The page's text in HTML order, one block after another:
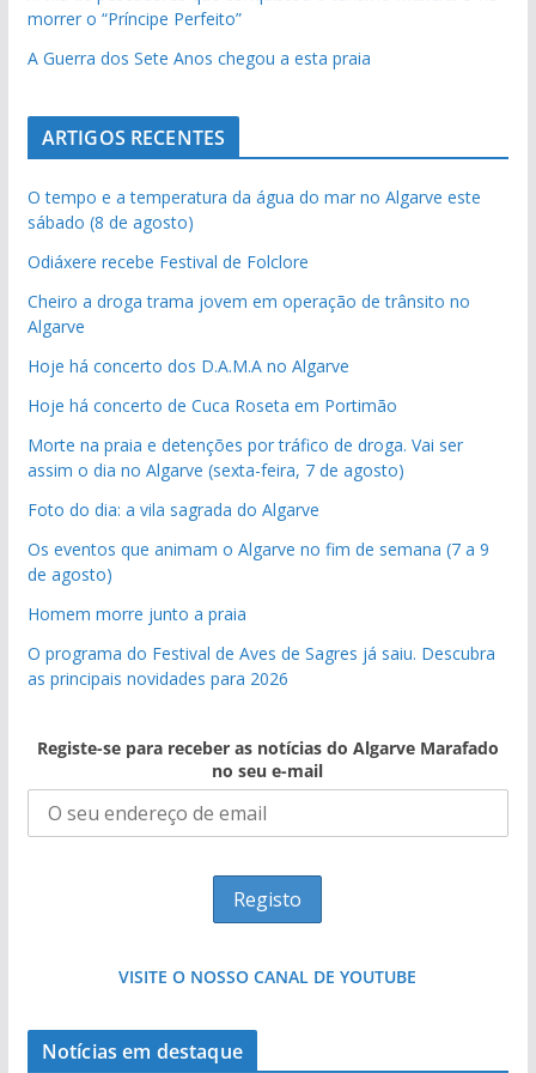
morrer o “Príncipe Perfeito”
A Guerra dos Sete Anos chegou a esta praia
ARTIGOS RECENTES
O tempo e a temperatura da água do mar no Algarve este
sábado (8 de agosto)
Odiáxere recebe Festival de Folclore
Cheiro a droga trama jovem em operação de trânsito no
Algarve
Hoje há concerto dos D.A.M.A no Algarve
Hoje há concerto de Cuca Roseta em Portimão
Morte na praia e detenções por tráfico de droga. Vai ser
assim o dia no Algarve (sexta-feira, 7 de agosto)
Foto do dia: a vila sagrada do Algarve
Os eventos que animam o Algarve no fim de semana (7 a 9
de agosto)
Homem morre junto a praia
O programa do Festival de Aves de Sagres já saiu. Descubra
as principais novidades para 2026
Registe-se para receber as notícias do Algarve Marafado
no seu e-mail
VISITE O NOSSO CANAL DE YOUTUBE
Notícias em destaque